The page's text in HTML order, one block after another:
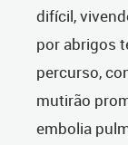
difícil,
por abrigos
percurso,
mutirão
embolia